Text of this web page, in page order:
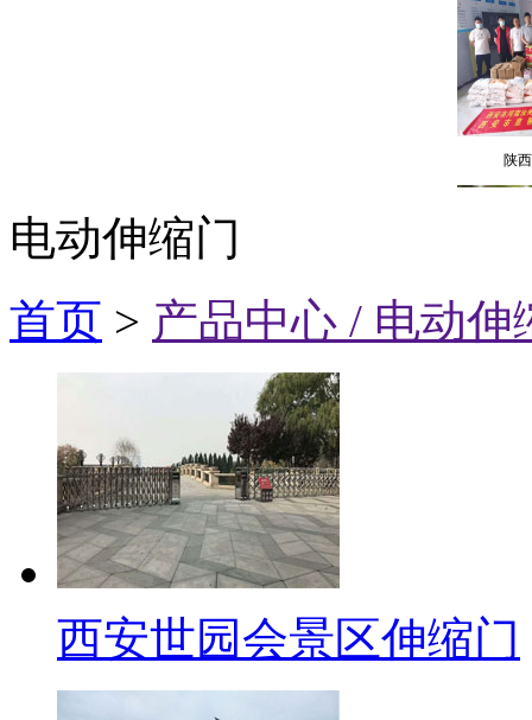
陕
电动伸缩门
首页 > 产品中心 / 电动伸
西安世园会景区伸缩门